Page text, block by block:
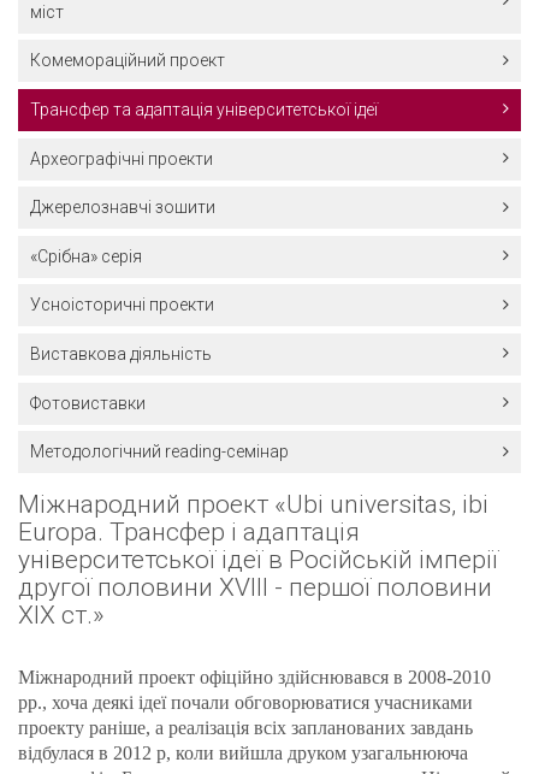
міст
Комемораційний проект
Трансфер та адаптація університетської ідеї
Археографічні проекти
Джерелознавчі зошити
«Срібна» серія
Усноісторичні проекти
Виставкова діяльність
Фотовиставки
Методологічний reading-семінар
Міжнародний проект «Ubi universitas, ibi
Europa. Трансфер і адаптація
університетської ідеї в Російській імперії
другої половини XVIII - першої половини
XIX ст.»
Міжнародний проект офіційно здійснювався в 2008-2010
рр., хоча деякі ідеї почали обговорюватися учасниками
проекту раніше, а реалізація всіх запланованих завдань
відбулася в 2012 р, коли вийшла друком узагальнююча